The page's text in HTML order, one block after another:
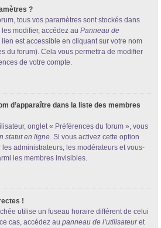
?
tous vos paramètres sont stockés dans
modifier, accédez au Panneau de
est accessible en cliquant sur votre nom
du forum). Cela vous permettra de modifier
de votre compte.
d’apparaître dans la liste des membres
onglet « Préférences du forum », vous
statut en ligne. Si vous activez cette option
administrateurs, les modérateurs et vous-
les membres invisibles.
!
utilise un fuseau horaire différent de celui
cas, accédez au panneau de l’utilisateuret